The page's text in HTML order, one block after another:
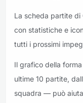
La scheda partite
con statistiche e
tutti i prossimi
Il grafico della
ultime 10 partite,
squadra — può